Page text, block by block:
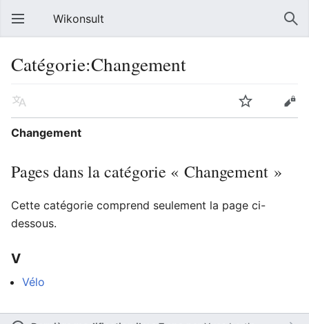
Wikonsult
Catégorie:Changement
Changement
Pages dans la catégorie « Changement »
Cette catégorie comprend seulement la page ci-
dessous.
V
Vélo